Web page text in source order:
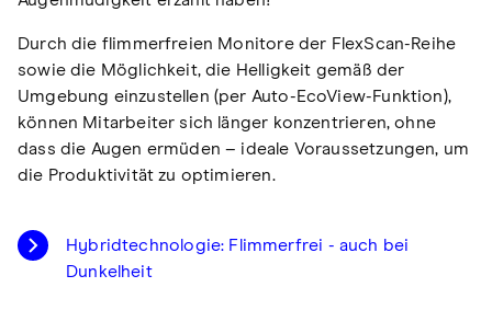
Durch die flimmerfreien Monitore der FlexScan-Reihe
sowie die Möglichkeit, die Helligkeit gemäß der
Umgebung einzustellen (per Auto-EcoView-Funktion),
können Mitarbeiter sich länger konzentrieren, ohne
dass die Augen ermüden – ideale Voraussetzungen, um
die Produktivität zu optimieren.
Hybridtechnologie: Flimmerfrei - auch bei
Dunkelheit